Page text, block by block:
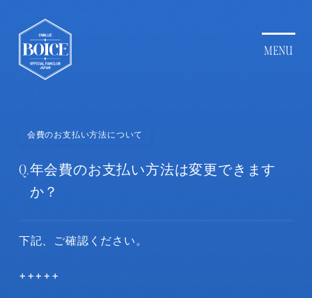
会費のお支払い方法について
Q.年会費のお支払い方法は変更できます
か？
下記、ご確認ください。
+++++